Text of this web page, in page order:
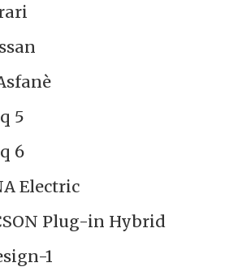
5
6
Electric
Plug-in Hybrid
1